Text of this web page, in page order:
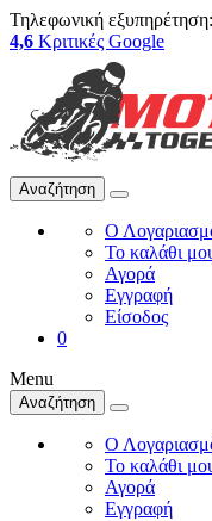
Τηλεφωνική εξυπηρέτηση:
4,6 Κριτικές Google
Αναζήτηση
Ο
Το καλάθι
Αγορά
Εγγραφή
Είσοδος
0
Menu
Αναζήτηση
Ο
Το καλάθι
Αγορά
Εγγραφή